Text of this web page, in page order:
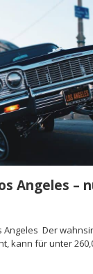
Angeles –
Angeles Der
kann für unter